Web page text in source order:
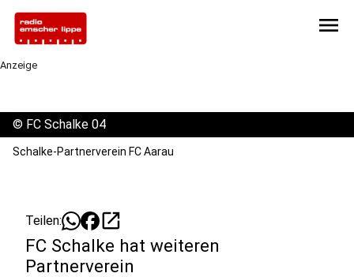
menu
Anzeige
© FC Schalke 04
Schalke-Partnerverein FC Aarau
Teilen: open_in_new
FC Schalke hat weiteren
Partnerverein